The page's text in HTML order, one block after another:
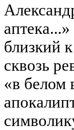
близкий
сквозь
«в белом